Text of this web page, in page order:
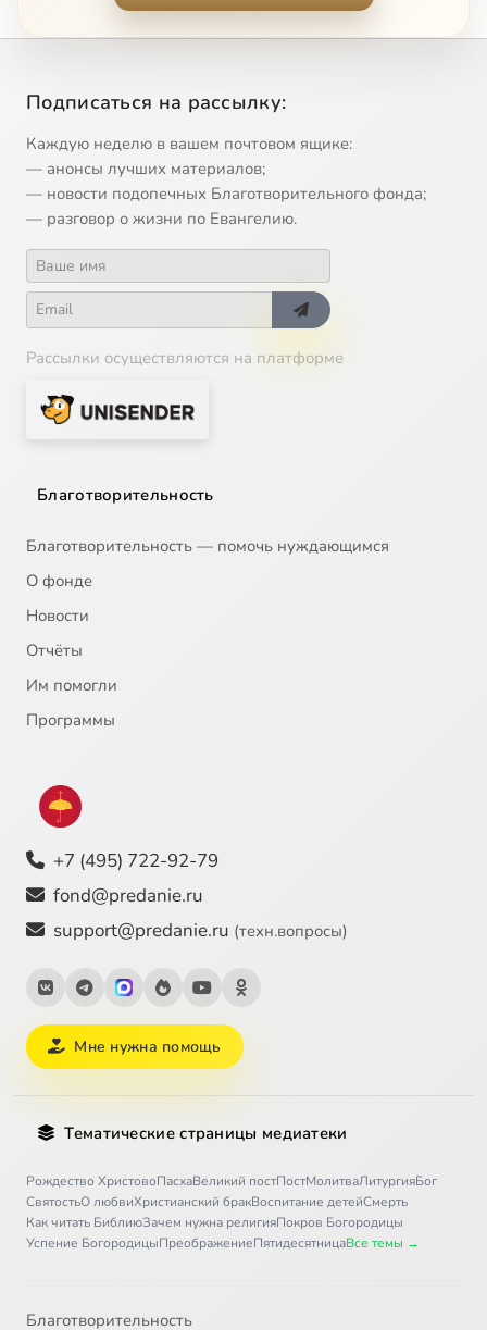
Libera Me, Domine
14 Te Deum Laudamus
Подписаться на рассылку:
Каждую неделю в вашем почтовом ящике:
— анонсы лучших материалов;
— новости подопечных Благотворительного фонда;
— разговор о жизни по Евангелию.
Рассылки осуществляются на платформе
Благотворительность
Благотворительность — помочь нуждающимся
О фонде
Новости
Отчёты
Им помогли
Программы
+7 (495) 722-92-79
fond@predanie.ru
support@predanie.ru (техн.вопросы)
Мне нужна помощь
Тематические страницы медиатеки
Рождество ХристовоПасхаВеликий постПостМолитваЛитургияБог
СвятостьО любвиХристианский бракВоспитание детейСмерть
Как читать БиблиюЗачем нужна религияПокров Богородицы
Успение БогородицыПреображениеПятидесятницаВсе темы →
Благотворительность